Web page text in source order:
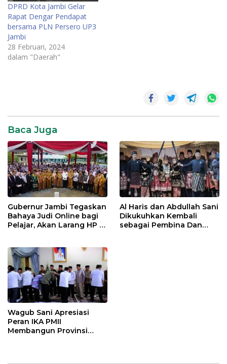
DPRD Kota Jambi Gelar
Rapat Dengar Pendapat
bersama PLN Persero UP3
Jambi
28 Februari, 2024
dalam "Daerah"
Baca Juga
Gubernur Jambi Tegaskan
Bahaya Judi Online bagi
Pelajar, Akan Larang HP di
Al Haris dan Abdullah Sani
Dikukuhkan Kembali
sebagai Pembina Dan
Wagub Sani Apresiasi
Peran IKA PMII
Membangun Provinsi